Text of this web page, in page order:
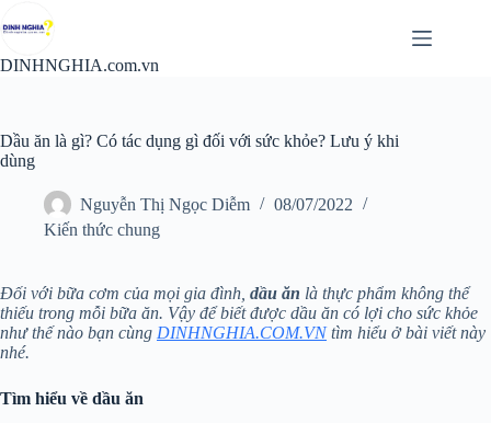
đến
nội
DINHNGHIA.com.vn
Dầu ăn là gì? Có tác dụng gì đối với sức khỏe? Lưu ý khi
dùng
Nguyễn Thị Ngọc Diễm
08/07/2022
Kiến thức chung
Đối với bữa cơm của mọi gia đình, dầu ăn là thực phẩm không thể
thiếu trong mỗi bữa ăn. Vậy để biết được dầu ăn có lợi cho sức khỏe
như thế nào bạn cùng DINHNGHIA.COM.VNtìm hiểu ở bài viết này
nhé.
Tìm hiểu về dầu ăn